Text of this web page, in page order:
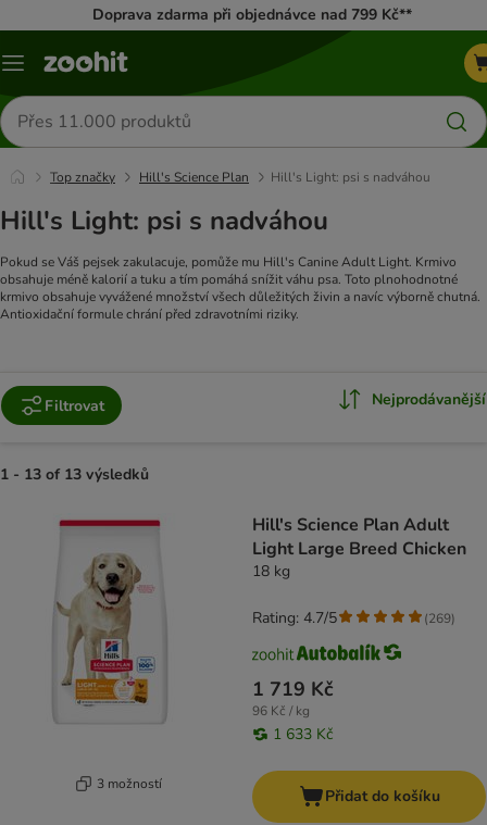
Doprava zdarma při objednávce nad 799 Kč**
Menu
Hledat
produkty
Top značky Hill's Science Plan Hill's Light: psi s nadváhou
Hill's Light: psi s nadváhou
Pokud se Váš pejsek zakulacuje, pomůže mu Hill's Canine Adult Light. Krmivo
obsahuje méně kalorií a tuku a tím pomáhá snížit váhu psa. Toto plnohodnotné
krmivo obsahuje vyvážené množství všech důležitých živin a navíc výborně chutná.
Antioxidační formule chrání před zdravotními riziky.
Filtrovat Nejprodávanější
1 - 13 of 13 výsledků
3 možností
Hill's Science Plan Adult
Light Large Breed Chicken
18 kg
1 719 Kč
96 Kč / kg
1 633 Kč
Rating: 4.7/5 (269)
Přidat do košíku